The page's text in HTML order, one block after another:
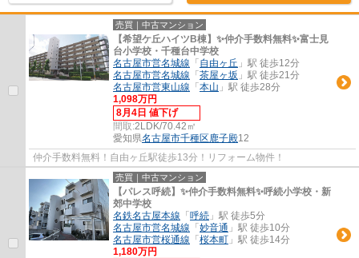
売買｜中古マンション
【希望ケ丘ハイツB棟】✨️仲介手数料無料✨️富士見
台小学校・千種台中学校
名古屋市営名城線 「 自由ヶ丘 」駅 徒歩12分
名古屋市営名城線 「 茶屋ヶ坂 」駅 徒歩21分
名古屋市営東山線 「 本山 」駅 徒歩28分
1,098万円
8月4日 値下げ
間取:2LDK/70.42㎡
愛知県名古屋市千種区鹿子殿12
仲介手数料無料！自由ヶ丘駅徒歩13分！リフォーム物件！
売買｜中古マンション
【パレス呼続】✨️仲介手数料無料✨️呼続小学校・新
郊中学校
名鉄名古屋本線 「 呼続 」駅 徒歩5分
名古屋市営名城線 「 妙音通 」駅 徒歩10分
名古屋市営桜通線 「 桜本町 」駅 徒歩14分
1,180万円